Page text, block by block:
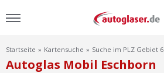
Menu
Startseite Kartensuche Suche im PLZ Gebiet 6
Autoglas Mobil Eschborn